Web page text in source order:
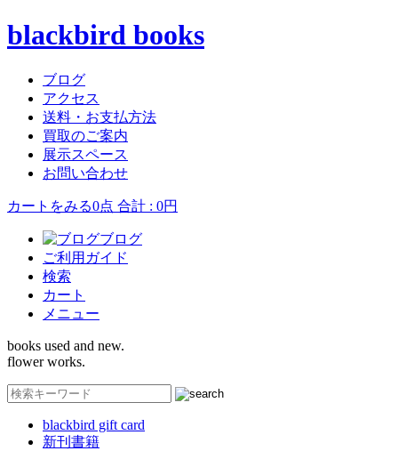
blackbird books
ブログ
アクセス
送料・お支払方法
買取のご案内
展示スペース
お問い合わせ
カートをみる0点 合計 : 0円
ブログ
ご利用ガイド
検索
カート
メニュー
books used and new.
flower works.
blackbird gift card
新刊書籍